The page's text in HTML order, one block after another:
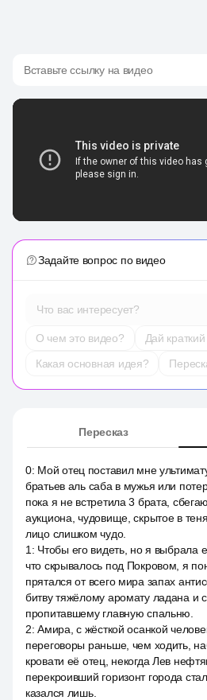
Вставьте ссылку на видео
Задайте вопрос по видео
Что вас интересует?
О чем это видео?
Дай
Какая основная идея?
Пересказ
0: Мой отец поставил мне
братьев аль саба в мужья или
пока я не встретила 3 брата,
аукциона, чудовище, скрытое в
лицо слишком чудо.
1 : Чтобы его видеть, но я выбрала
что скрывалось под Покровом, я
прятался от всего мира запах
битву тяжёлому аромату ладана и
пропитавшему главную спальню.
2:Амира, с жёсткой осанкой
переговоры раньше, чем ходить,
кровати её отец, некогда Лев
перекроивший горизонт города
казался лишь.